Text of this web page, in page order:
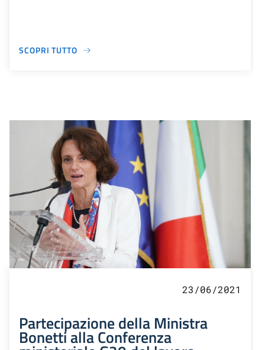
SCOPRI TUTTO
23/06/2021
Partecipazione della Ministra
Bonetti alla Conferenza